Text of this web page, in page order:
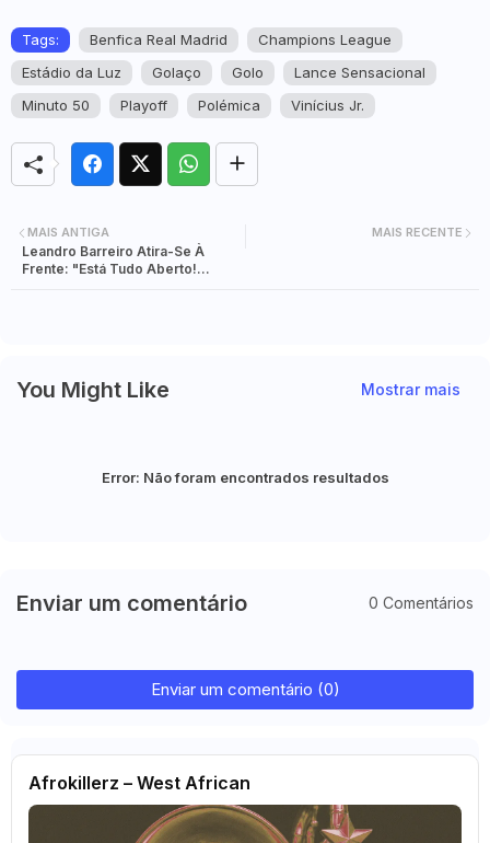
Tags: Benfica Real Madrid
Champions League
Estádio da Luz
Golaço Golo
Lance Sensacional
Minuto 50
Playoff Polémica Vinícius Jr.
MAIS RECENTE
MAIS ANTIGA
Leandro Barreiro Atira-Se À
Frente: "Está Tudo Aberto!
You Might Like Mostrar mais
Error: Não foram encontrados resultados
Enviar um comentário 0 Comentários
Enviar um comentário (0)
Afrokillerz – West African